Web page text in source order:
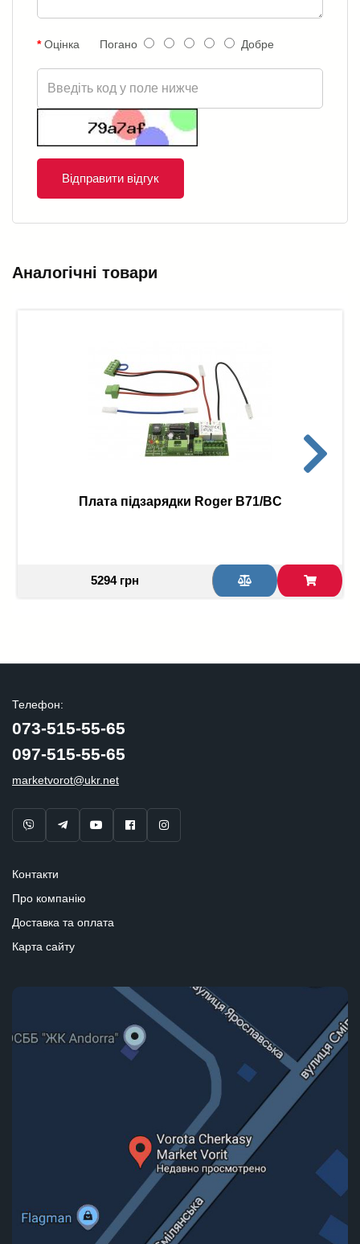
Оцінка Погано Добре
Відправити відгук
Аналогічні товари
Плата підзарядки Roger B71/BC
5294 грн
Телефон:
073-515-55-65
097-515-55-65
marketvorot@ukr.net
Контакти
Про компанію
Доставка та оплата
Карта сайту